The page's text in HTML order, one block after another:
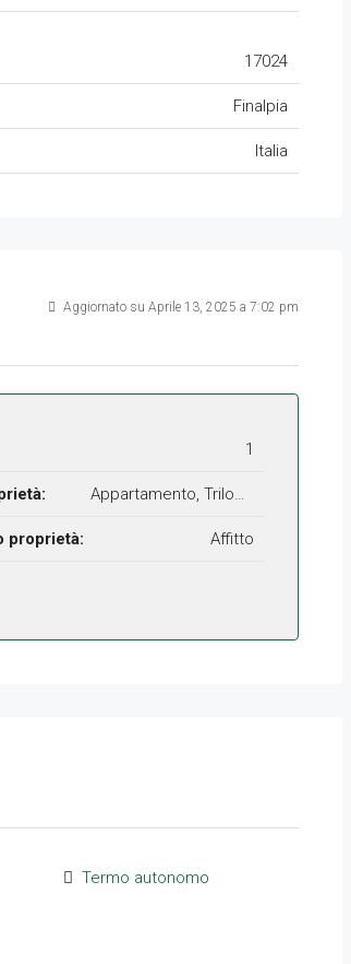
17024
Finalpia
Italia
Aggiornato su Aprile 13, 2025 a 7:02 pm
1
Appartamento, Trilocale
proprietà: Affitto
Termo autonomo